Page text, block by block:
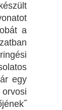
a
egy